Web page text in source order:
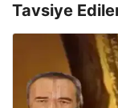
Tavsiye